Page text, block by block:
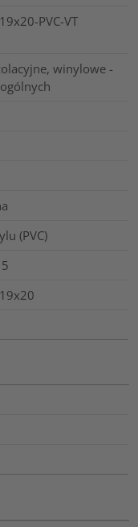
PVC-VT
winylowe -
(PVC)